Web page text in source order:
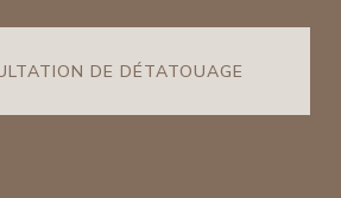
DE DÉTATOUAGE